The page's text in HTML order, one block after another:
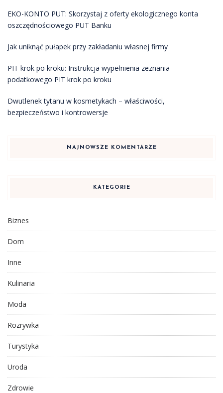
EKO-KONTO PUT: Skorzystaj z oferty ekologicznego konta
oszczędnościowego PUT Banku
Jak uniknąć pułapek przy zakładaniu własnej firmy
PIT krok po kroku: Instrukcja wypełnienia zeznania
podatkowego PIT krok po kroku
Dwutlenek tytanu w kosmetykach – właściwości,
bezpieczeństwo i kontrowersje
NAJNOWSZE KOMENTARZE
KATEGORIE
Biznes
Dom
Inne
Kulinaria
Moda
Rozrywka
Turystyka
Uroda
Zdrowie